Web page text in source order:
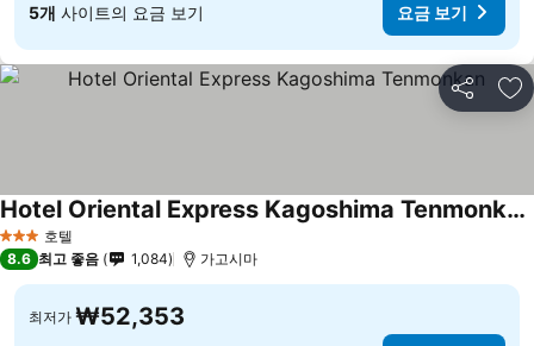
5개 사이트의 요금 보기 요금 보기
공유 즐
3 성급 호텔
Hotel Oriental Express Kagoshima Tenmonkan
요금 보기
8.6 최고 좋음 1,084 가고시마
최저가 ₩52,353